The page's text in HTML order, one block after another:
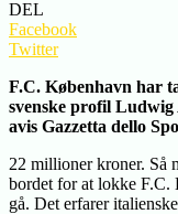
DEL
Facebook
Twitter
F.C. København har
svenske profil Ludwig
avis Gazzetta dello
22 millioner kroner. Så
bordet for at lokke F.C.
gå. Det erfarer